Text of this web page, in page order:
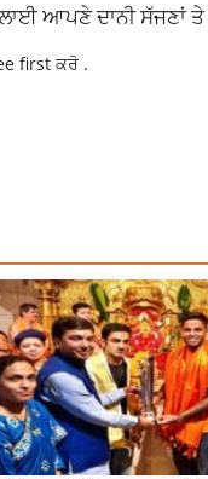
ਆਪਣੇ ਦਾਨੀ ਸੱਜਣਾਂ
first ਕਰੋ .